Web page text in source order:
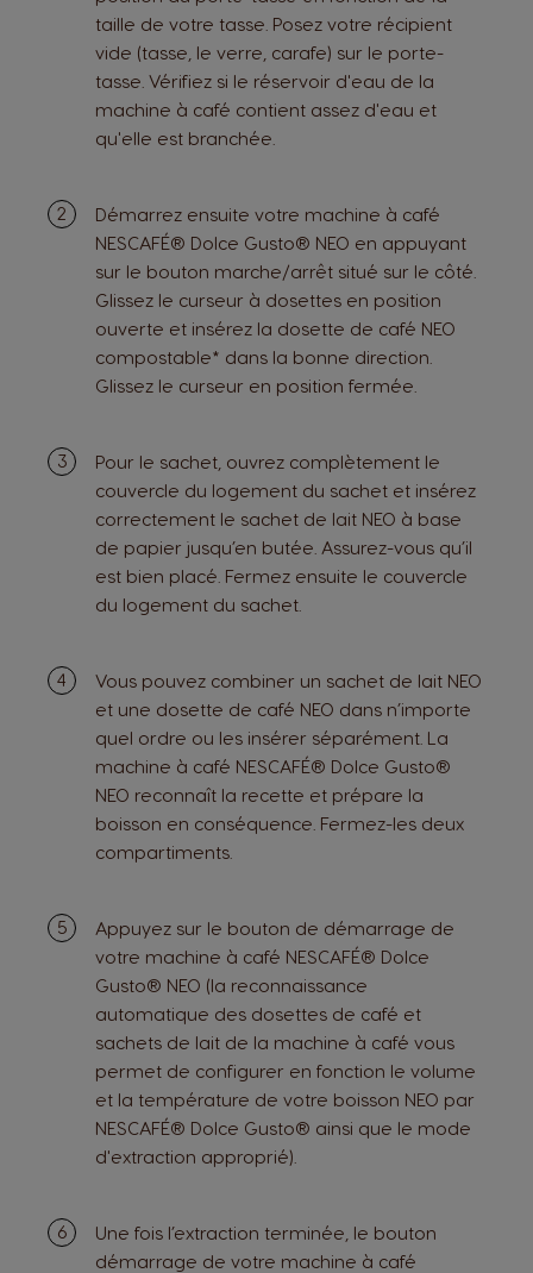
taille de votre tasse. Posez votre récipient
vide (tasse, le verre, carafe) sur le porte-
tasse. Vérifiez si le réservoir d'eau de la
machine à café contient assez d'eau et
qu'elle est branchée.
Démarrez ensuite votre machine à café
NESCAFÉ® Dolce Gusto® NEO en appuyant
sur le bouton marche/arrêt situé sur le côté.
Glissez le curseur à dosettes en position
ouverte et insérez la dosette de café NEO
compostable* dans la bonne direction.
Glissez le curseur en position fermée.
Pour le sachet, ouvrez complètement le
couvercle du logement du sachet et insérez
correctement le sachet de lait NEO à base
de papier jusqu’en butée. Assurez-vous qu’il
est bien placé. Fermez ensuite le couvercle
du logement du sachet.
Vous pouvez combiner un sachet de lait NEO
et une dosette de café NEO dans n’importe
quel ordre ou les insérer séparément. La
machine à café NESCAFÉ® Dolce Gusto®
NEO reconnaît la recette et prépare la
boisson en conséquence. Fermez-les deux
compartiments.
Appuyez sur le bouton de démarrage de
votre machine à café NESCAFÉ® Dolce
Gusto® NEO (la reconnaissance
automatique des dosettes de café et
sachets de lait de la machine à café vous
permet de configurer en fonction le volume
et la température de votre boisson NEO par
NESCAFÉ® Dolce Gusto® ainsi que le mode
d'extraction approprié).
Une fois l’extraction terminée, le bouton
démarrage de votre machine à café